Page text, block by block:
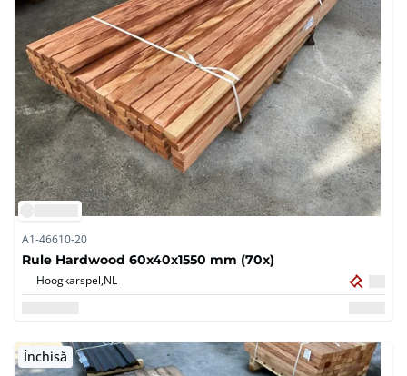
A1-46610-20
Rule Hardwood 60x40x1550 mm (70x)
Hoogkarspel,NL
Închisă